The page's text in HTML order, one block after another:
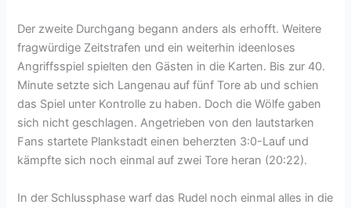
Der zweite Durchgang begann anders als erhofft. Weitere
fragwürdige Zeitstrafen und ein weiterhin ideenloses
Angriffsspiel spielten den Gästen in die Karten. Bis zur 40.
Minute setzte sich Langenau auf fünf Tore ab und schien
das Spiel unter Kontrolle zu haben. Doch die Wölfe gaben
sich nicht geschlagen. Angetrieben von den lautstarken
Fans startete Plankstadt einen beherzten 3:0-Lauf und
kämpfte sich noch einmal auf zwei Tore heran (20:22).
In der Schlussphase warf das Rudel noch einmal alles in die